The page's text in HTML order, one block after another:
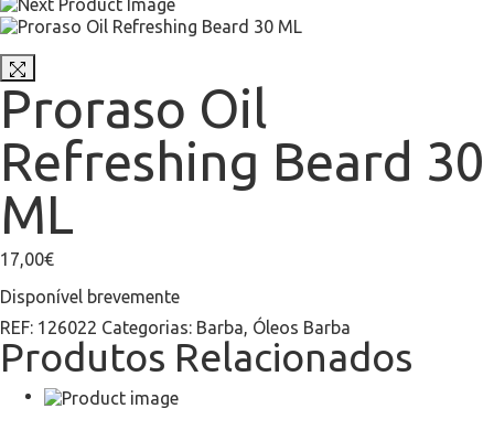
Proraso Oil
Refreshing Beard 30
ML
17,00€
Disponível brevemente
REF: 126022 Categorias: Barba, Óleos Barba
Produtos Relacionados